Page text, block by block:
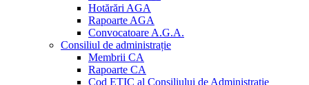
Hotărări AGA
Rapoarte AGA
Convocatoare A.G.A.
Consiliul de administrație
Membrii CA
Rapoarte CA
Cod ETIC al Consiliului de Administratie